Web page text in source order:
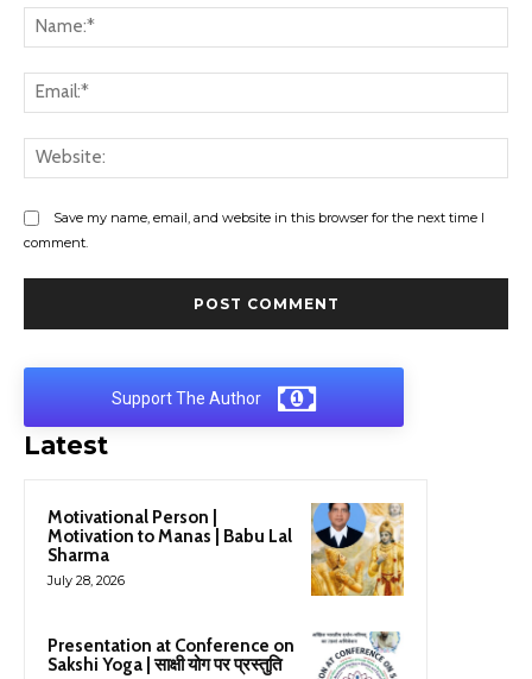
Save my name, email, and website in this browser for the next time I
comment.
Support The Author
Latest
Motivational Person |
Motivation to Manas | Babu Lal
Sharma
July 28, 2026
Presentation at Conference on
Sakshi Yoga | साक्षी योग पर प्रस्तुति